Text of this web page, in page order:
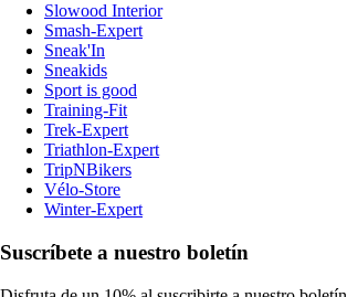
Slowood Interior
Smash-Expert
Sneak'In
Sneakids
Sport is good
Training-Fit
Trek-Expert
Triathlon-Expert
TripNBikers
Vélo-Store
Winter-Expert
Suscríbete a nuestro boletín